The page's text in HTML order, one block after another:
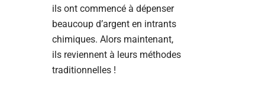
ils ont commencé à dépenser
beaucoup d’argent en intrants
chimiques. Alors maintenant,
ils reviennent à leurs méthodes
traditionnelles !